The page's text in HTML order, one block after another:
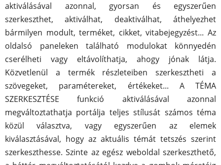
aktiválásával azonnal, gyorsan és egyszerűen
szerkeszthet, aktiválhat, deaktiválhat, áthelyezhet
bármilyen modult, terméket, cikket, vitabejegyzést... Az
oldalsó paneleken található modulokat könnyedén
cserélheti vagy eltávolíthatja, ahogy jónak látja.
Közvetlenül a termék részleteiben szerkesztheti a
szövegeket, paramétereket, értékeket... A TÉMA
SZERKESZTÉSE funkció aktiválásával azonnal
megváltoztathatja portálja teljes stílusát számos téma
közül választva, vagy egyszerűen az elemek
kiválasztásával, hogy az aktuális témát tetszés szerint
szerkeszthesse. Szinte az egész weboldal szerkeszthető,